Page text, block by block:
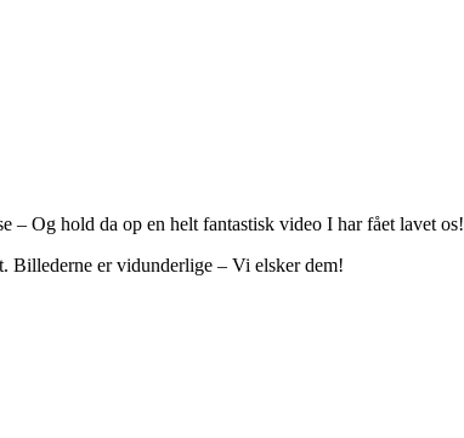
– Og hold da op en helt fantastisk video I har fået lavet os!
Billederne er vidunderlige – Vi elsker dem!